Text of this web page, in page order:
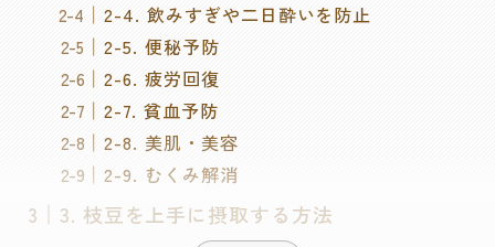
2-4. 飲みすぎや二日酔いを防止
2-5. 便秘予防
2-6. 疲労回復
2-7. 貧血予防
2-8. 美肌・美容
2-9. むくみ解消
3. 枝豆を上手に摂取する方法